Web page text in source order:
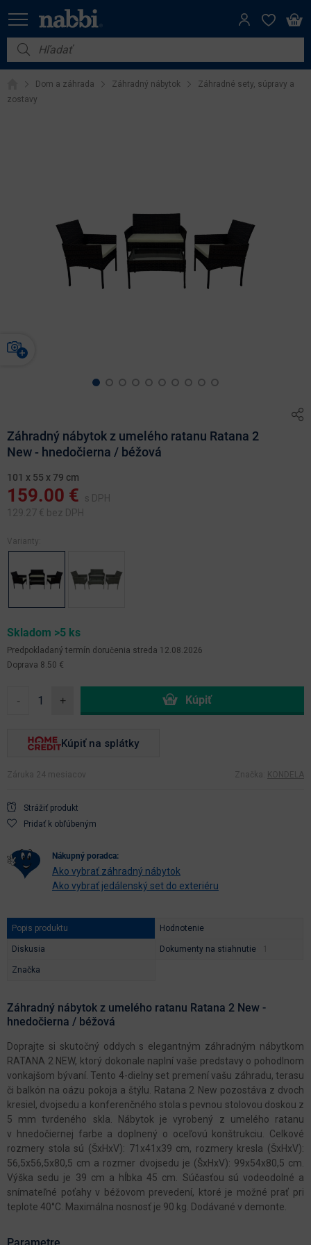
Nábytok
Vybavenie do domácnosti
Dom a záhrada Záhradný nábytok
Záhradné sety, súpravy a
zostavy
Záhradný nábytok z umelého ratanu Ratana 2
New - hnedočierna / béžová
101 x 55 x 79 cm
159.00 €
s DPH
129.27 € bez DPH
Varianty:
Skladom >5 ks
Predpokladaný termín doručenia streda 12.08.2026
Doprava 8.50 €
- +
Kúpiť na splátky
Záruka 24 mesiacov Značka: KONDELA
Strážiť produkt
Pridať k obľúbeným
nákupný poradca:
Ako vybrať záhradný nábytok
Ako vybrať jedálenský set do exteriéru
Popis produktu Hodnotenie
Diskusia Dokumenty na stiahnutie
Značka
Záhradný nábytok z umelého ratanu Ratana 2 New -
hnedočierna / béžová
Doprajte si skutočný oddych s elegantným záhradným nábytkom
RATANA 2 NEW, ktorý dokonale naplní vaše predstavy o pohodlnom
vonkajšom bývaní. Tento 4-dielny set premení vašu záhradu, terasu
či balkón na oázu pokoja a štýlu. Ratana 2 New pozostáva z dvoch
kresiel, dvojsedu a konferenčného stola s pevnou stolovou doskou z
5 mm tvrdeného skla. Nábytok je vyrobený z umelého ratanu
v hnedočiernej farbe a doplnený o oceľovú konštrukciu. Celkové
rozmery stola sú (ŠxHxV): 71x41x39 cm, rozmery kresla (ŠxHxV):
56,5x56,5x80,5 cm a rozmer dvojsedu je (ŠxHxV): 99x54x80,5 cm.
Výška sedu je 39 cm a hĺbka 45 cm. Súčasťou sú vodeodolné a
snímateľné poťahy v béžovom prevedení, ktoré je možné prať pri
teplote 40°C. Maximálna nosnosť je 90 kg. Dodávané v demonte.